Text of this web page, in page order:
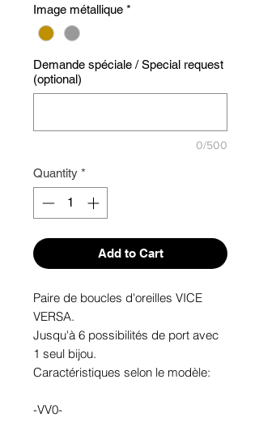
Image métallique *
Demande spéciale / Special request
(optional)
0/500
Quantity *
Add to Cart
Paire de boucles d'oreilles VICE
VERSA.
Jusqu'à 6 possibilités de port avec
1 seul bijou.
Caractéristiques selon le modèle:
-VV0-